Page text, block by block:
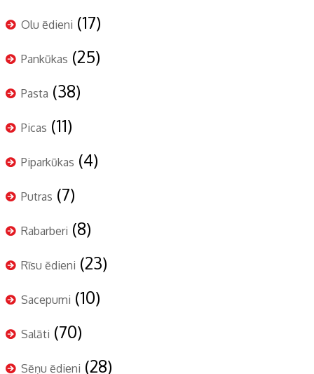
Olu ēdieni (17)
Pankūkas (25)
Pasta (38)
Picas (11)
Piparkūkas (4)
Putras (7)
Rabarberi (8)
Rīsu ēdieni (23)
Sacepumi (10)
Salāti (70)
Sēņu ēdieni (28)